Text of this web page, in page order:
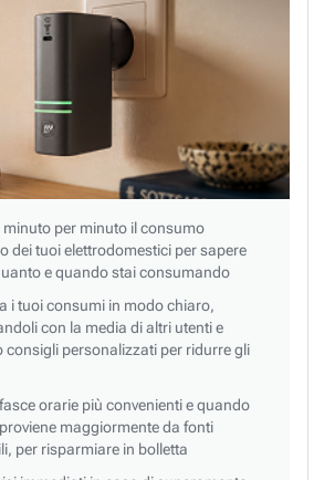
per minuto il consumo
dei tuoi elettrodomestici per sapere
e quando stai consumando
i tuoi consumi in modo chiaro,
con la media di altri utenti e
consigli personalizzati per ridurre gli
orarie più convenienti e quando
proviene maggiormente da fonti
per risparmiare in bolletta